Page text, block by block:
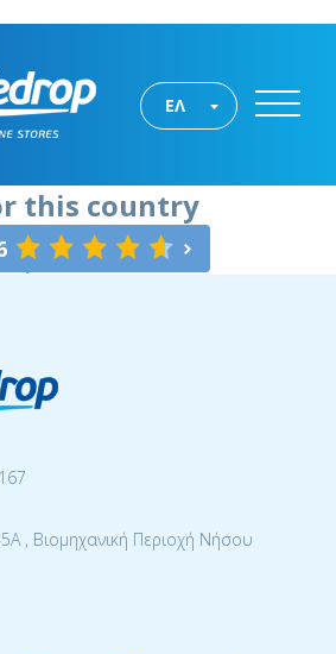
ΕΛ
this country
, Βιομηχανική Περιοχή Νήσου